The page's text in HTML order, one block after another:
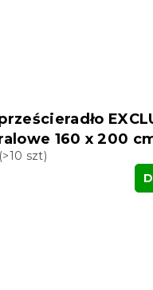
160 x 200
(>10 szt)